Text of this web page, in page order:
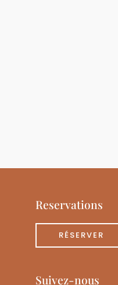
Reservations
RÉSERVER
Suivez-nous